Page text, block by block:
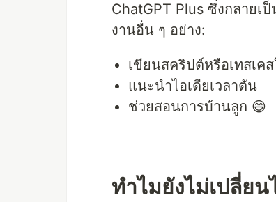
ChatGPT Plus ซึ่งกลายเ
งานอื่น ๆ อย่าง:
เขียนสคริปต์หรือเทสเค
แนะนำไอเดียเวลาตัน
ช่วยสอนการบ้านลูก 😄
ทำไมยังไม่เปลี่ย